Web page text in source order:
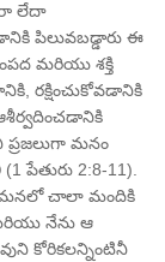
లేదా
పిలువబడ్డారు ఈ
మరియు శక్తి
రక్షించుకోవడానికి
ప్రజలుగా మనం
2:8-11).
మనలో చాలా మందికి
నేను ఆ
కోరికలన్నింటినీ